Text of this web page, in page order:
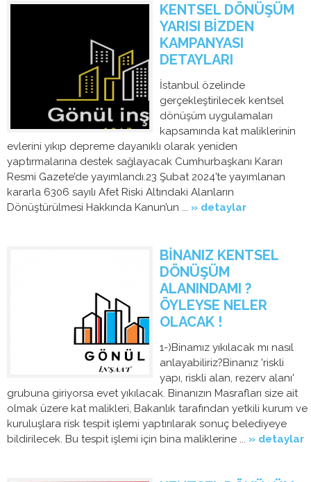
KENTSEL DÖNÜŞÜM
YARISI BİZDEN
KAMPANYASI
DETAYLARI
İstanbul özelinde
gerçekleştirilecek kentsel
dönüşüm uygulamaları
kapsamında kat maliklerinin
evlerini yıkıp depreme dayanıklı olarak yeniden
yaptırmalarına destek sağlayacak Cumhurbaşkanı Kararı
Resmi Gazete’de yayımlandı.23 Şubat 2024’te yayımlanan
kararla 6306 sayılı Afet Riski Altındaki Alanların
Dönüştürülmesi Hakkında Kanun’un ... » detaylar
BİNANIZ KENTSEL
DÖNÜŞÜM
ALANINDAMI ?
ÖYLEYSE NELER
OLACAK !
1-)Binamız yıkılacak mı nasıl
anlayabiliriz?Binanız 'riskli
yapı, riskli alan, rezerv alanı'
grubuna giriyorsa evet yıkılacak. Binanızın Masrafları size ait
olmak üzere kat malikleri, Bakanlık tarafından yetkili kurum ve
kuruluşlara risk tespit işlemi yaptırılarak sonuç belediyeye
bildirilecek. Bu tespit işlemi için bina maliklerine ... » detaylar